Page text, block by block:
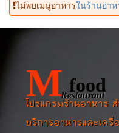
ไม่พบเมนูอาหารในร้านอา
M food
Restaurant
โปรแกรมร้านอาหาร
บริการอาหารและเค